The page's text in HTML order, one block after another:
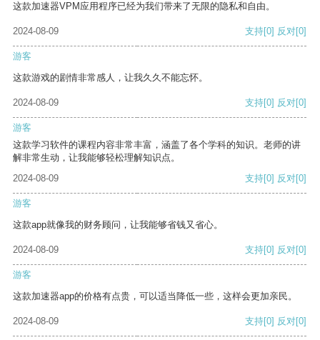
这款加速器VPM应用程序已经为我们带来了无限的隐私和自由。
2024-08-09 支持[0] 反对[0]
游客
这款游戏的剧情非常感人，让我久久不能忘怀。
2024-08-09 支持[0] 反对[0]
游客
这款学习软件的课程内容非常丰富，涵盖了各个学科的知识。老师的讲
解非常生动，让我能够轻松理解知识点。
2024-08-09
支持[0] 反对[0]
游客
这款app就像我的财务顾问，让我能够省钱又省心。
2024-08-09 支持[0] 反对[0]
游客
这款加速器app的价格有点贵，可以适当降低一些，这样会更加亲民。
2024-08-09 支持[0] 反对[0]